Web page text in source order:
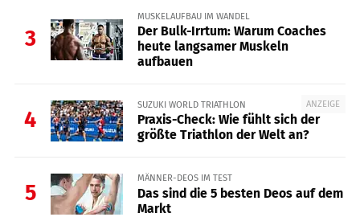
3
MUSKELAUFBAU IM WANDEL
Der Bulk-Irrtum: Warum Coaches
heute langsamer Muskeln
aufbauen
4
ANZEIGE
SUZUKI WORLD TRIATHLON
Praxis-Check: Wie fühlt sich der
größte Triathlon der Welt an?
5
MÄNNER-DEOS IM TEST
Das sind die 5 besten Deos auf dem
Markt